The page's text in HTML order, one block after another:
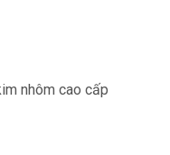
nhôm cao cấp